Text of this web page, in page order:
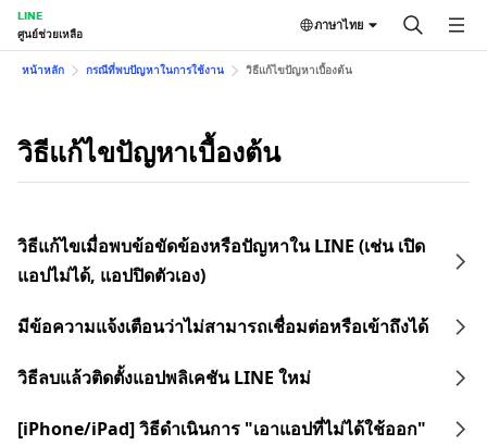
LINE
ศูนย์ช่วยเหลือ
ภาษาไทย
หน้าหลัก กรณีที่พบปัญหาในการใช้งาน วิธีแก้ไขปัญหาเบื้องต้น
วิธีแก้ไขปัญหาเบื้องต้น
วิธีแก้ไขเมื่อพบข้อขัดข้องหรือปัญหาใน LINE (เช่น เปิด
แอปไม่ได้, แอปปิดตัวเอง)
มีข้อความแจ้งเตือนว่าไม่สามารถเชื่อมต่อหรือเข้าถึงได้
วิธีลบแล้วติดตั้งแอปพลิเคชัน LINE ใหม่
[iPhone/iPad] วิธีดำเนินการ "เอาแอปที่ไม่ได้ใช้ออก"